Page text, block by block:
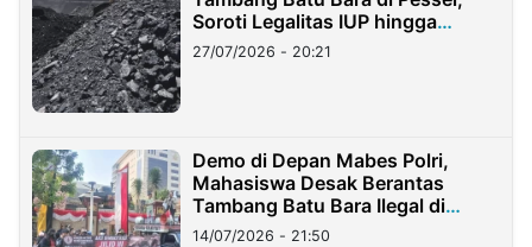
Soroti Legalitas IUP hingga
Stockpile
27/07/2026 - 20:21
Demo di Depan Mabes Polri,
Mahasiswa Desak Berantas
Tambang Batu Bara Ilegal di
Lampung
14/07/2026 - 21:50